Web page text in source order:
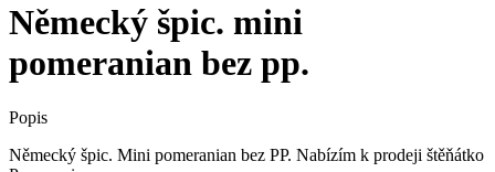
Německý špic. mini
pomeranian bez pp.
Popis
Německý špic. Mini pomeranian bez PP. Nabízím k prodeji štěňátko